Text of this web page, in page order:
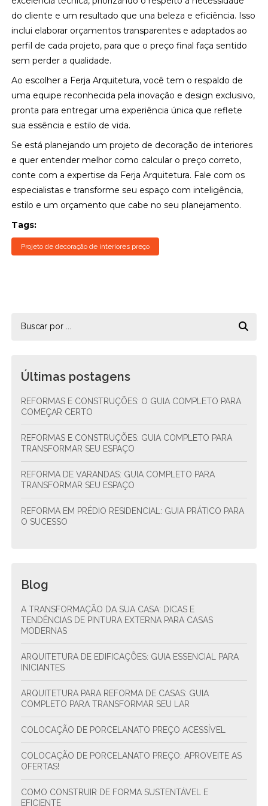
do cliente e um resultado que una beleza e eficiência. Isso
inclui elaborar orçamentos transparentes e adaptados ao
perfil de cada projeto, para que o preço final faça sentido
sem perder a qualidade.
Ao escolher a Ferja Arquitetura, você tem o respaldo de
uma equipe reconhecida pela inovação e design exclusivo,
pronta para entregar uma experiência única que reflete
sua essência e estilo de vida.
Se está planejando um projeto de decoração de interiores
e quer entender melhor como calcular o preço correto,
conte com a expertise da Ferja Arquitetura. Fale com os
especialistas e transforme seu espaço com inteligência,
estilo e um orçamento que cabe no seu planejamento.
Tags:
Projeto de decoração de interiores preço
Últimas postagens
REFORMAS E CONSTRUÇÕES: O GUIA COMPLETO PARA
COMEÇAR CERTO
REFORMAS E CONSTRUÇÕES: GUIA COMPLETO PARA
TRANSFORMAR SEU ESPAÇO
REFORMA DE VARANDAS: GUIA COMPLETO PARA
TRANSFORMAR SEU ESPAÇO
REFORMA EM PRÉDIO RESIDENCIAL: GUIA PRÁTICO PARA
O SUCESSO
Blog
A TRANSFORMAÇÃO DA SUA CASA: DICAS E
TENDÊNCIAS DE PINTURA EXTERNA PARA CASAS
MODERNAS
ARQUITETURA DE EDIFICAÇÕES: GUIA ESSENCIAL PARA
INICIANTES
ARQUITETURA PARA REFORMA DE CASAS: GUIA
COMPLETO PARA TRANSFORMAR SEU LAR
COLOCAÇÃO DE PORCELANATO PREÇO ACESSÍVEL
COLOCAÇÃO DE PORCELANATO PREÇO: APROVEITE AS
OFERTAS!
COMO CONSTRUIR DE FORMA SUSTENTÁVEL E
EFICIENTE